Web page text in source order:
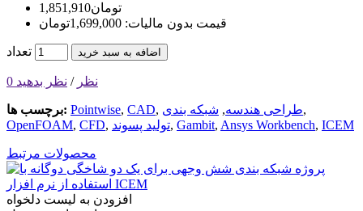
1,851,910تومان
قیمت بدون مالیات: 1,699,000تومان
تعداد اضافه به سبد خرید
0 نظر / نظر بدهید
برچسب ها: Pointwise, CAD, طراحی هندسه, شبکه بندی
,
OpenFOAM, CFD, تولید پسوند, Gambit, Ansys Workbench, ICEM
محصولات مرتبط
افزودن به لیست دلخواه